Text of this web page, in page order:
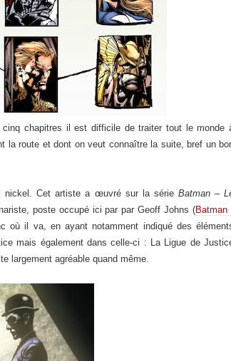
chapitres il est difficile de traiter tout le monde
la route et dont on veut connaître la suite, bref un
nickel. Cet artiste a œuvré sur la série Batman –
poste occupé ici par par Geoff Johns (Batman
où il va, en ayant notamment indiqué des
mais également dans celle-ci : La Ligue de
largement agréable quand même.